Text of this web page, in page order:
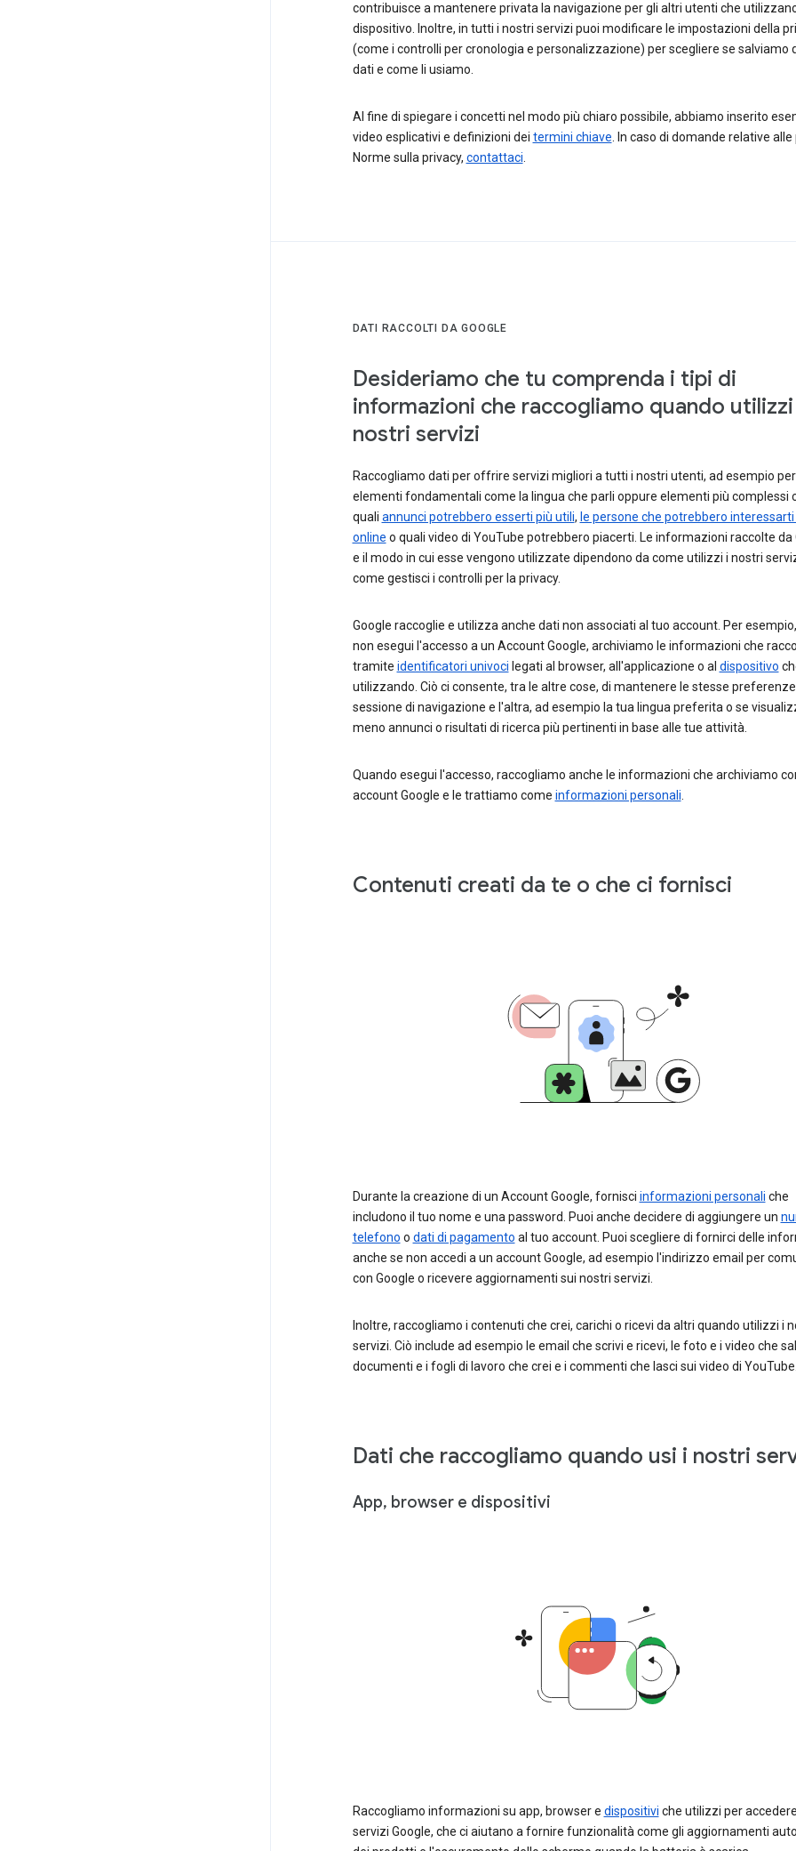
contribuisce a mantenere privata la navigazione per gli altri utenti che
dispositivo. Inoltre, in tutti i nostri servizi puoi modificare le impostazioni della
(come i controlli per cronologia e personalizzazione) per scegliere se salviamo
dati e come li usiamo.
Al fine di spiegare i concetti nel modo più chiaro possibile, abbiamo inserito
video esplicativi e definizioni dei termini chiave. In caso di domande relative
Norme sulla privacy, contattaci.
DATI RACCOLTI DA GOOGLE
Desideriamo che tu comprenda i tipi di
informazioni che raccogliamo quando
nostri servizi
Raccogliamo dati per offrire servizi migliori a tutti i nostri utenti, ad esempio
elementi fondamentali come la lingua che parli oppure elementi più complessi
quali annunci potrebbero esserti più utili, le persone che potrebbero interessarti
online o quali video di YouTube potrebbero piacerti. Le informazioni raccolte da
e il modo in cui esse vengono utilizzate dipendono da come utilizzi i nostri
come gestisci i controlli per la privacy.
Google raccoglie e utilizza anche dati non associati al tuo account. Per
non esegui l'accesso a un Account Google, archiviamo le informazioni che
tramite identificatori univoci legati al browser, all'applicazione o al dispositivo
utilizzando. Ciò ci consente, tra le altre cose, di mantenere le stesse
sessione di navigazione e l'altra, ad esempio la tua lingua preferita o se
meno annunci o risultati di ricerca più pertinenti in base alle tue attività.
Quando esegui l'accesso, raccogliamo anche le informazioni che archiviamo
account Google e le trattiamo come informazioni personali
Contenuti creati da te o che ci fornisci
Durante la creazione di un Account Google, fornisci informazioni personali che
includono il tuo nome e una password. Puoi anche decidere di aggiungere un
telefono o dati di pagamento al tuo account. Puoi scegliere di fornirci delle
anche se non accedi a un account Google, ad esempio l'indirizzo email per
con Google o ricevere aggiornamenti sui nostri servizi.
Inoltre, raccogliamo i contenuti che crei, carichi o ricevi da altri quando utilizzi i
servizi. Ciò include ad esempio le email che scrivi e ricevi, le foto e i video che
documenti e i fogli di lavoro che crei e i commenti che lasci sui video di YouTube.
Dati che raccogliamo quando usi i nostri
App, browser e dispositivi
Raccogliamo informazioni su app, browser e dispositivi che utilizzi per
servizi Google, che ci aiutano a fornire funzionalità come gli aggiornamenti